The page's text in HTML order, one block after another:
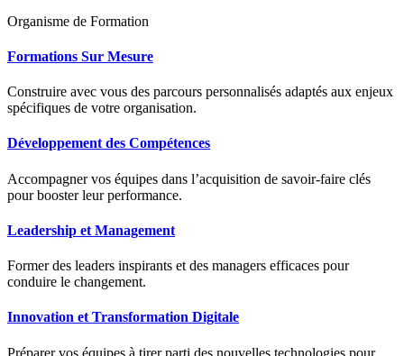
Organisme de Formation
Formations Sur Mesure
Construire avec vous des parcours personnalisés adaptés aux enjeux
spécifiques de votre organisation.
Développement des Compétences
Accompagner vos équipes dans l’acquisition de savoir-faire clés
pour booster leur performance.
Leadership et Management
Former des leaders inspirants et des managers efficaces pour
conduire le changement.
Innovation et Transformation Digitale
Préparer vos équipes à tirer parti des nouvelles technologies pour